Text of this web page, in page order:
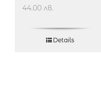
44.00 лв.
Details